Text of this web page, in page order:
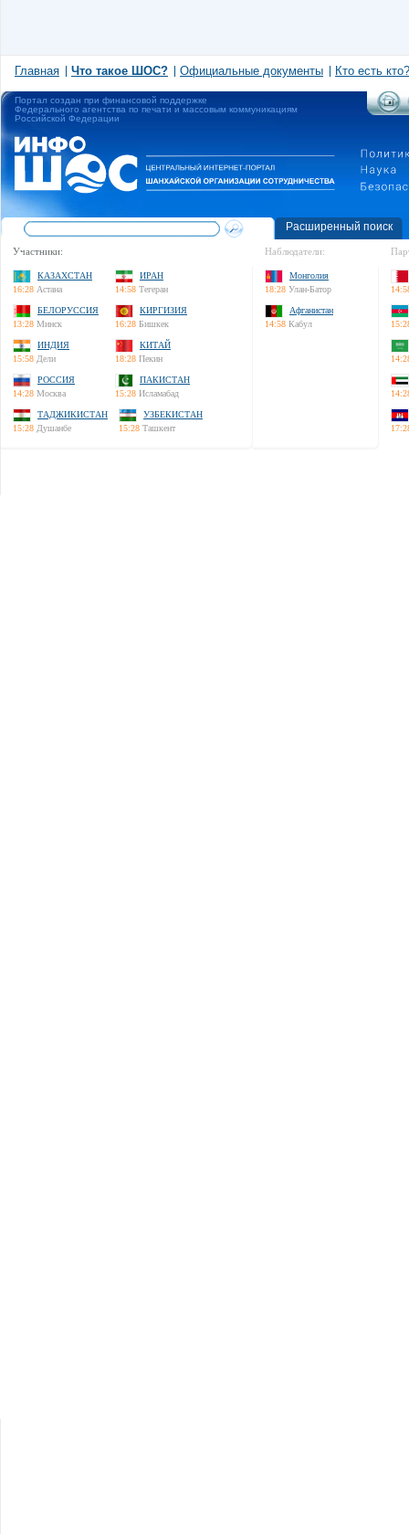
Главная Что такое ШОС? Официальные документы Кто есть кто?
Портал создан при финансовой поддержке
Федерального агентства по печати и массовым коммуникациям
Российской Федерации
Расширенный поиск
Участники:
КАЗАХСТАН
16:28 Астана
ИРАН
14:58 Тегеран
БЕЛОРУССИЯ
13:28 Минск
КИРГИЗИЯ
16:28 Бишкек
ИНДИЯ
15:58 Дели
КИТАЙ
18:28 Пекин
РОССИЯ
14:28 Москва
ПАКИСТАН
15:28 Исламабад
ТАДЖИКИСТАН
15:28 Душанбе
УЗБЕКИСТАН
15:28 Ташкент
Наблюдатели:
Монголия
18:28 Улан-Батор
Афганистан
14:58 Кабул